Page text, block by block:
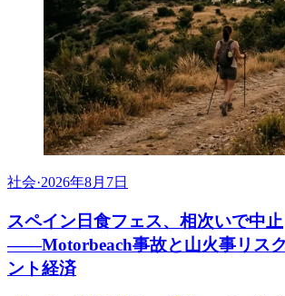
社会·2026年8月7日
スペイン日食フェス、相次いで中止
――Motorbeach事故と山火事リス
ント経済